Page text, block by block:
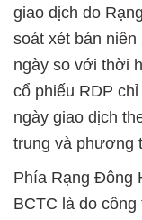
giao dịch do
soát xét bán
ngày so với thời
cổ phiếu RDP
ngày giao dịch
trung và phương
Phía Rạng Đông
BCTC là do